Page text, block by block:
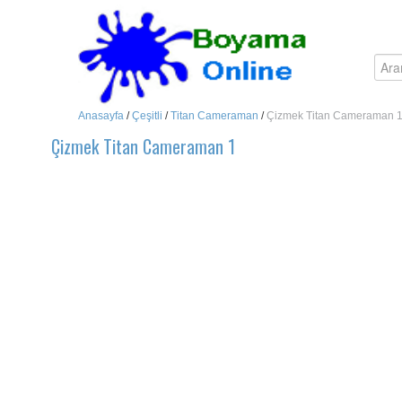
Anasayfa /Çeşitli /Titan Cameraman /Çizmek Titan Cameraman 1
Çizmek Titan Cameraman 1